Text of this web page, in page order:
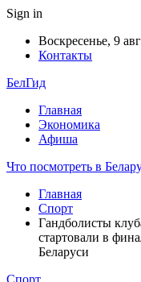
Sign in
Воскресенье, 9
Контакты
БелГид
Главная
Экономика
Афиша
Что посмотреть в
Главная
Спорт
Гандболисты
стартовали в
Беларуси
Спорт